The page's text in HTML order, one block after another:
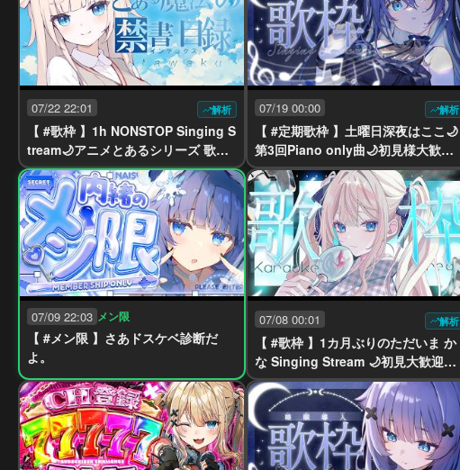
07/22 22:01 解析
【 #歌枠 】1h NONSTOP Singing S
tream🌙アニメとあるシリーズ 歌回
【稍麦】 #karaoke #vtuber
07/19 00:00 解析
【 #定期歌枠 】土曜日深夜はここ🌙
第3回Piano only曲🌙初見様大歓迎
【#yayamugi】【#karaoke】
07/09 22:03 メン限
【 #メン限 】さあドスケベ診断だ
よ。
07/08 00:01 解析
【 #歌枠 】1カ月ぶりのただいま か
な Singing Stream 🌙初見大歓迎【#
yayamugi】【#karaoke】